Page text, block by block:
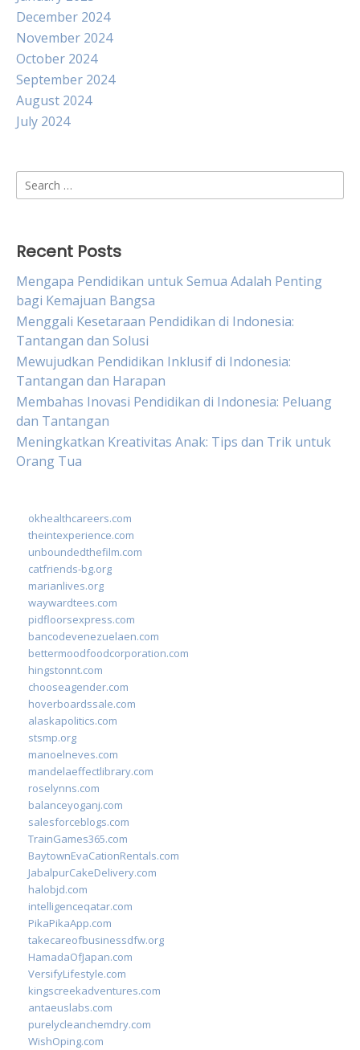
December 2024
November 2024
October 2024
September 2024
August 2024
July 2024
Search
for:
Recent Posts
Mengapa Pendidikan untuk Semua Adalah Penting
bagi Kemajuan Bangsa
Menggali Kesetaraan Pendidikan di Indonesia:
Tantangan dan Solusi
Mewujudkan Pendidikan Inklusif di Indonesia:
Tantangan dan Harapan
Membahas Inovasi Pendidikan di Indonesia: Peluang
dan Tantangan
Meningkatkan Kreativitas Anak: Tips dan Trik untuk
Orang Tua
okhealthcareers.com
theintexperience.com
unboundedthefilm.com
catfriends-bg.org
marianlives.org
waywardtees.com
pidfloorsexpress.com
bancodevenezuelaen.com
bettermoodfoodcorporation.com
hingstonnt.com
chooseagender.com
hoverboardssale.com
alaskapolitics.com
stsmp.org
manoelneves.com
mandelaeffectlibrary.com
roselynns.com
balanceyoganj.com
salesforceblogs.com
TrainGames365.com
BaytownEvaCationRentals.com
JabalpurCakeDelivery.com
halobjd.com
intelligenceqatar.com
PikaPikaApp.com
takecareofbusinessdfw.org
HamadaOfJapan.com
VersifyLifestyle.com
kingscreekadventures.com
antaeuslabs.com
purelycleanchemdry.com
WishOping.com